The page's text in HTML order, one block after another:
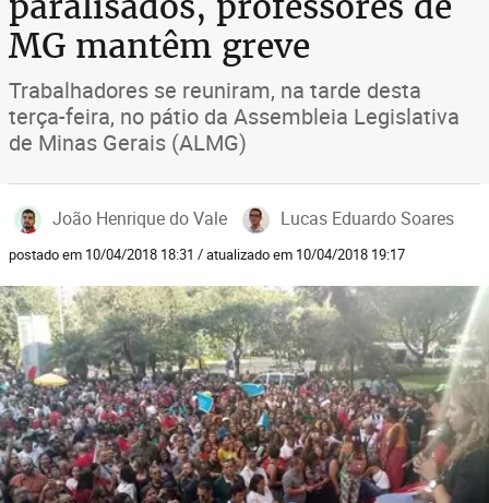
MG mantêm greve
Trabalhadores se reuniram, na tarde desta
terça-feira, no pátio da Assembleia Legislativa
de Minas Gerais (ALMG)
João Henrique do Vale Lucas Eduardo Soares
postado em 10/04/2018 18:31 / atualizado em 10/04/2018 19:17